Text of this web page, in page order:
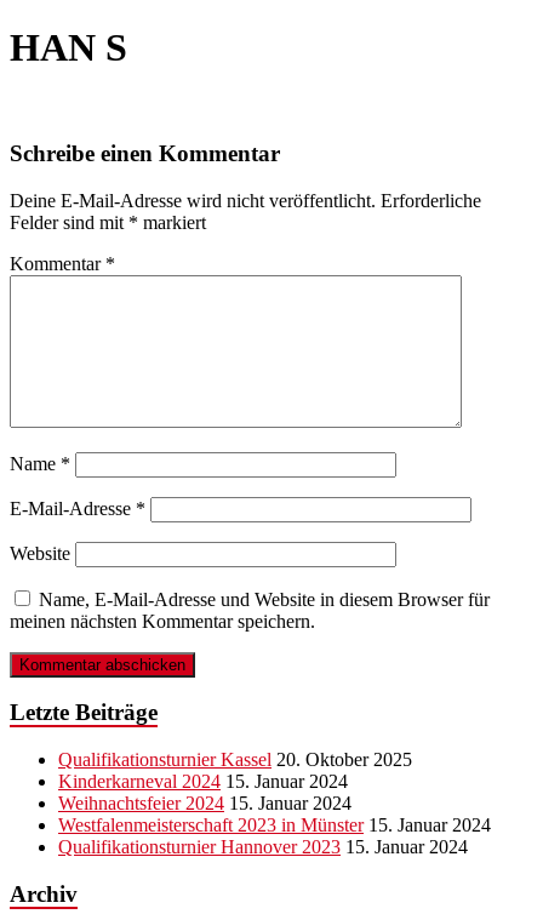
HAN S
Schreibe einen Kommentar
Deine E-Mail-Adresse wird nicht veröffentlicht. Erforderliche
Felder sind mit * markiert
Kommentar *
Name *
E-Mail-Adresse *
Website
Name, E-Mail-Adresse und Website in diesem Browser für
meinen nächsten Kommentar speichern.
Letzte Beiträge
Qualifikationsturnier Kassel 20. Oktober 2025
Kinderkarneval 2024 15. Januar 2024
Weihnachtsfeier 2024 15. Januar 2024
Westfalenmeisterschaft 2023 in Münster 15. Januar 2024
Qualifikationsturnier Hannover 2023 15. Januar 2024
Archiv